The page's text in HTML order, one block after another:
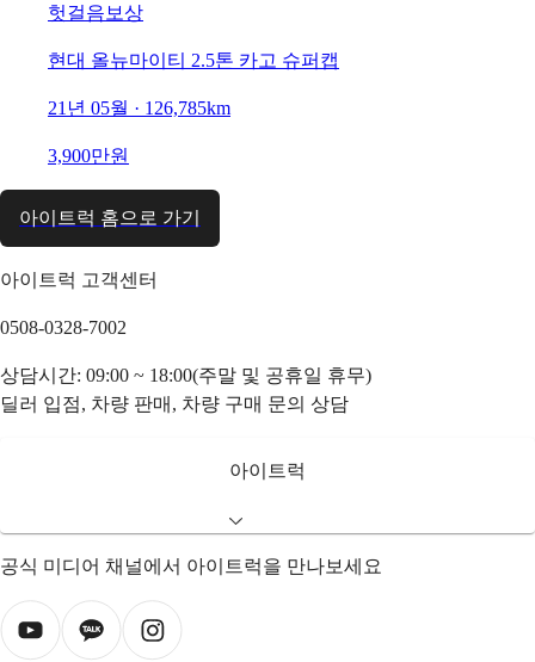
헛걸음보상
현대 올뉴마이티 2.5톤 카고 슈퍼캡
21년 05월 · 126,785km
3,900만원
아이트럭 홈으로 가기
아이트럭 고객센터
0508-0328-7002
상담시간: 09:00 ~ 18:00(주말 및 공휴일 휴무)
딜러 입점, 차량 판매, 차량 구매 문의 상담
아이트럭
공식 미디어 채널에서 아이트럭을 만나보세요